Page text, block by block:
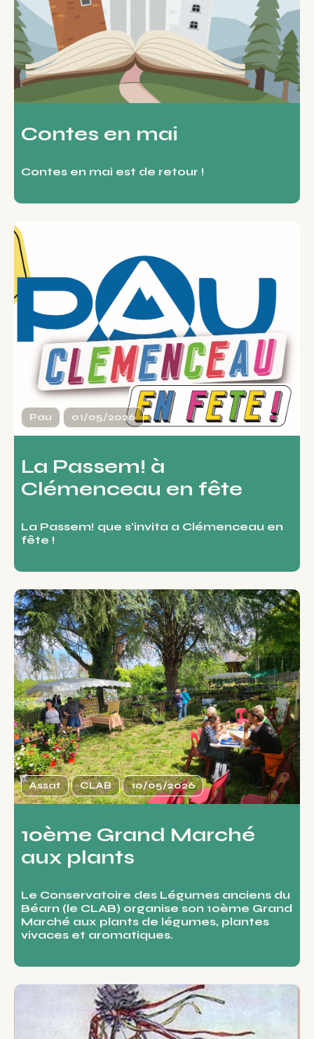
Contes en mai
Contes en mai est de retour !
Pau 01/05/2026
La Passem! à
Clémenceau en fête
La Passem! que s'invita a Clémenceau en
fête !
Assat CLAB 10/05/2026
10ème Grand Marché
aux plants
Le Conservatoire des Légumes anciens du
Béarn (le CLAB) organise son 10ème Grand
Marché aux plants de légumes, plantes
vivaces et aromatiques.